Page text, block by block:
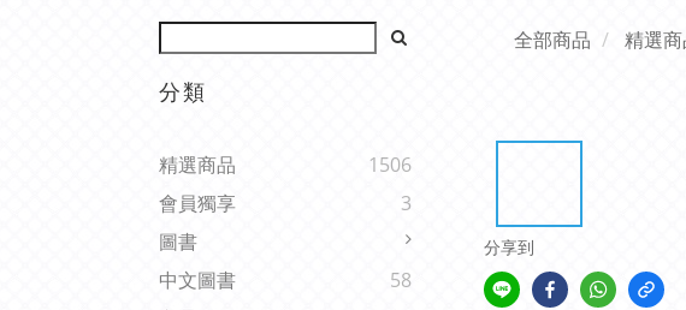
分類
精選商品
1506
會員獨享
3
圖書
中文圖書
58
全部商品 精選
分享到